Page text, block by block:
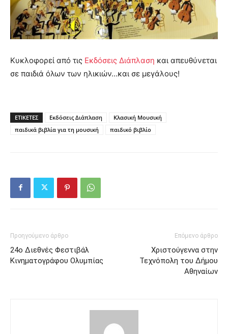
Κυκλοφορεί από τις Εκδόσεις Διάπλαση και απευθύνεται
σε παιδιά όλων των ηλικιών…και σε μεγάλους!
ΕΤΙΚΕΤΕΣ Εκδόσεις Διάπλαση
Κλασική Μουσική
παιδικά βιβλία για τη μουσική
παιδικό βιβλίο
Προηγούμενο άρθρο
24o Διεθνές Φεστιβάλ
Κινηματογράφου Ολυμπίας
Επόμενο άρθρο
Χριστούγεννα στην
Τεχνόπολη του Δήμου
Αθηναίων